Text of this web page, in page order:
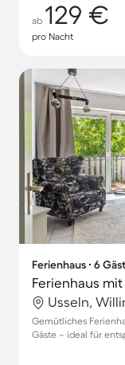
ab 129 €
pro Nacht
Ferienhaus ∙ 6
Ferienhaus
Usseln,
Gemütliches
Gäste – ideal für